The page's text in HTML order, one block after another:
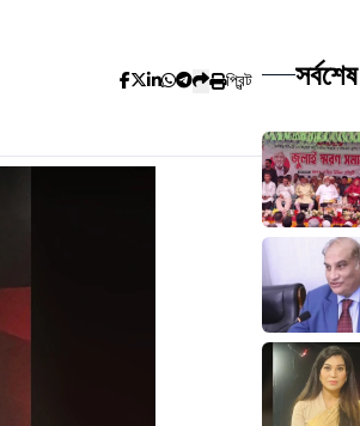
প্রিন্ট সর্বশেষ